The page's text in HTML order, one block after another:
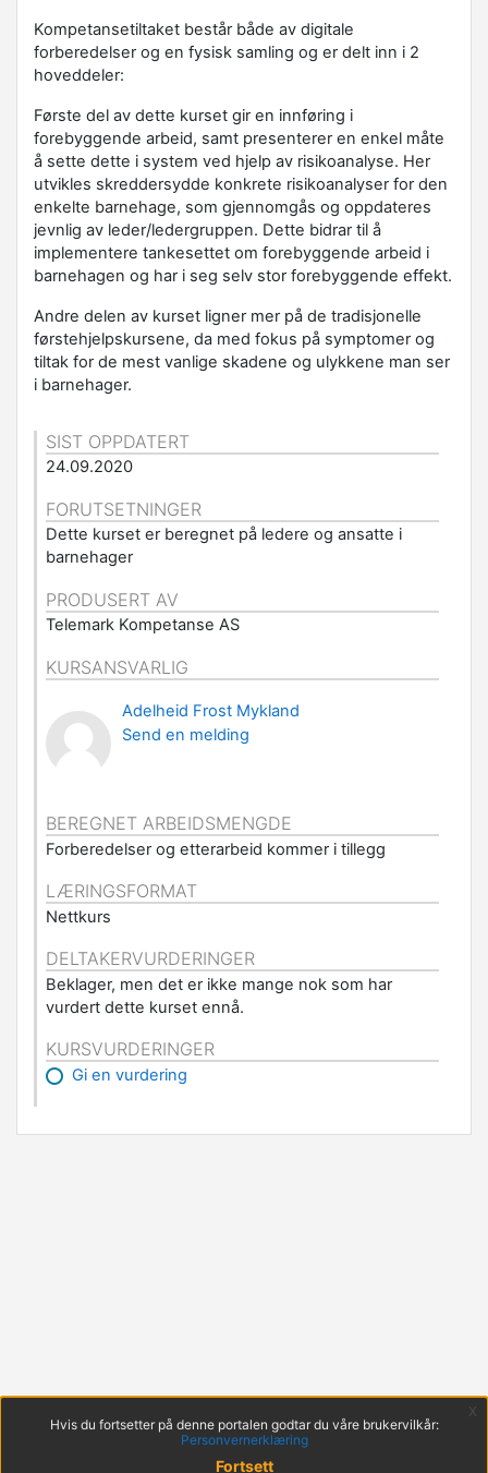
Kompetansetiltaket består både av digitale
forberedelser og en fysisk samling og er delt inn i 2
hoveddeler:
Første del av dette kurset gir en innføring i
forebyggende arbeid, samt presenterer en enkel måte
å sette dette i system ved hjelp av risikoanalyse. Her
utvikles skreddersydde konkrete risikoanalyser for den
enkelte barnehage, som gjennomgås og oppdateres
jevnlig av leder/ledergruppen. Dette bidrar til å
implementere tankesettet om forebyggende arbeid i
barnehagen og har i seg selv stor forebyggende effekt.
Andre delen av kurset ligner mer på de tradisjonelle
førstehjelpskursene, da med fokus på symptomer og
tiltak for de mest vanlige skadene og ulykkene man ser
i barnehager.
SIST OPPDATERT
24.09.2020
FORUTSETNINGER
Dette kurset er beregnet på ledere og ansatte i
barnehager
PRODUSERT AV
Telemark Kompetanse AS
KURSANSVARLIG
Adelheid Frost Mykland
Send en melding
BEREGNET ARBEIDSMENGDE
Forberedelser og etterarbeid kommer i tillegg
LÆRINGSFORMAT
Nettkurs
DELTAKERVURDERINGER
Beklager, men det er ikke mange nok som har
vurdert dette kurset ennå.
KURSVURDERINGER
Gi en vurdering
Hvis du fortsetter på denne portalen godtar du våre brukervilkår:
Personvernerklæring
Fortsett
x